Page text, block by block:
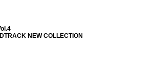
NEW COLLECTION